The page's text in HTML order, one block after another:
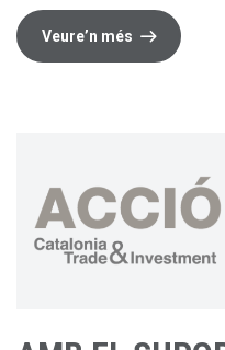
Veure’n més